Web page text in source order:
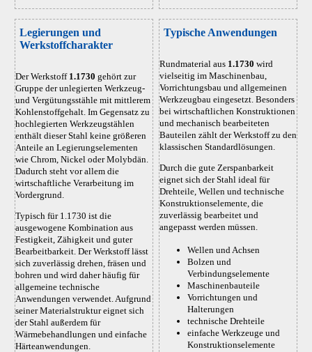
Legierungen und
Werkstoffcharakter
Der Werkstoff 1.1730 gehört zur
Gruppe der unlegierten Werkzeug-
und Vergütungsstähle mit mittlerem
Kohlenstoffgehalt. Im Gegensatz zu
hochlegierten Werkzeugstählen
enthält dieser Stahl keine größeren
Anteile an Legierungselementen
wie Chrom, Nickel oder Molybdän.
Dadurch steht vor allem die
wirtschaftliche Verarbeitung im
Vordergrund.
Typisch für 1.1730 ist die
ausgewogene Kombination aus
Festigkeit, Zähigkeit und guter
Bearbeitbarkeit. Der Werkstoff lässt
sich zuverlässig drehen, fräsen und
bohren und wird daher häufig für
allgemeine technische
Anwendungen verwendet. Aufgrund
seiner Materialstruktur eignet sich
der Stahl außerdem für
Wärmebehandlungen und einfache
Härteanwendungen.
Typische Anwendungen
Rundmaterial aus 1.1730 wird
vielseitig im Maschinenbau,
Vorrichtungsbau und allgemeinen
Werkzeugbau eingesetzt. Besonders
bei wirtschaftlichen Konstruktionen
und mechanisch bearbeiteten
Bauteilen zählt der Werkstoff zu den
klassischen Standardlösungen.
Durch die gute Zerspanbarkeit
eignet sich der Stahl ideal für
Drehteile, Wellen und technische
Konstruktionselemente, die
zuverlässig bearbeitet und
angepasst werden müssen.
Wellen und Achsen
Bolzen und
Verbindungselemente
Maschinenbauteile
Vorrichtungen und
Halterungen
technische Drehteile
einfache Werkzeuge und
Konstruktionselemente